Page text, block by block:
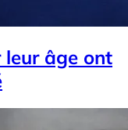
leur âge ont